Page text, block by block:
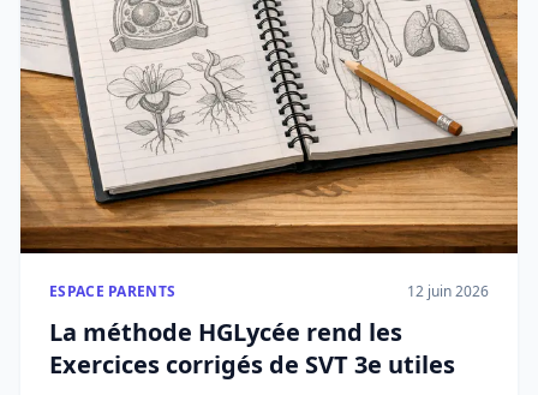
ESPACE PARENTS 12 juin 2026
La méthode HGLycée rend les
Exercices corrigés de SVT 3e utiles